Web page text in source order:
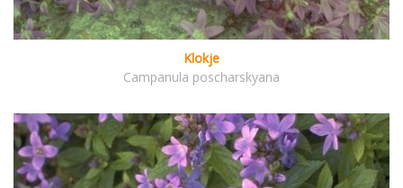
Klokje
Campanula poscharskyana